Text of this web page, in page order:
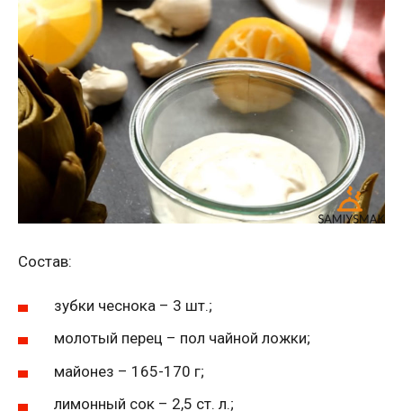
Состав:
зубки чеснока – 3 шт.;
молотый перец – пол чайной ложки;
майонез – 165-170 г;
лимонный сок – 2,5 ст. л.;